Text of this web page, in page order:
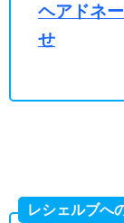
ヘアドネ
せ
レシェルブへ